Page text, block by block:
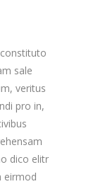
sale
veritus
pro in,
dico elitr
eirmod